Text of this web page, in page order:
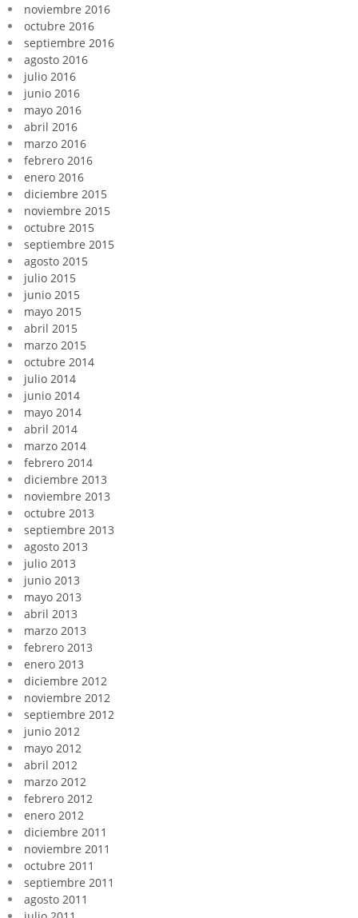
noviembre 2016
octubre 2016
septiembre 2016
agosto 2016
julio 2016
junio 2016
mayo 2016
abril 2016
marzo 2016
febrero 2016
enero 2016
diciembre 2015
noviembre 2015
octubre 2015
septiembre 2015
agosto 2015
julio 2015
junio 2015
mayo 2015
abril 2015
marzo 2015
octubre 2014
julio 2014
junio 2014
mayo 2014
abril 2014
marzo 2014
febrero 2014
diciembre 2013
noviembre 2013
octubre 2013
septiembre 2013
agosto 2013
julio 2013
junio 2013
mayo 2013
abril 2013
marzo 2013
febrero 2013
enero 2013
diciembre 2012
noviembre 2012
septiembre 2012
junio 2012
mayo 2012
abril 2012
marzo 2012
febrero 2012
enero 2012
diciembre 2011
noviembre 2011
octubre 2011
septiembre 2011
agosto 2011